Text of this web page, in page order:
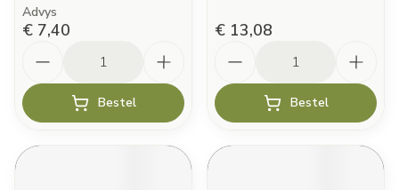
Advys
€ 7,40
Bestel
€ 13,08
Bestel